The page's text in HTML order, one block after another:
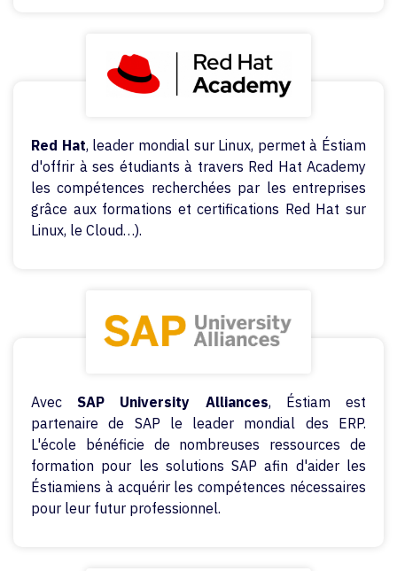
Red Hat, leader mondial sur Linux, permet à Éstiam
d'offrir à ses étudiants à travers Red Hat Academy
les compétences recherchées par les entreprises
grâce aux formations et certifications Red Hat sur
Linux, le Cloud…).
AvecSAP University Alliances, Éstiam est
partenaire de SAP le leader mondial des ERP.
L'école bénéficie de nombreuses ressources de
formation pour les solutions SAP afin d'aider les
Éstiamiens à acquérir les compétences nécessaires
pour leur futur professionnel.